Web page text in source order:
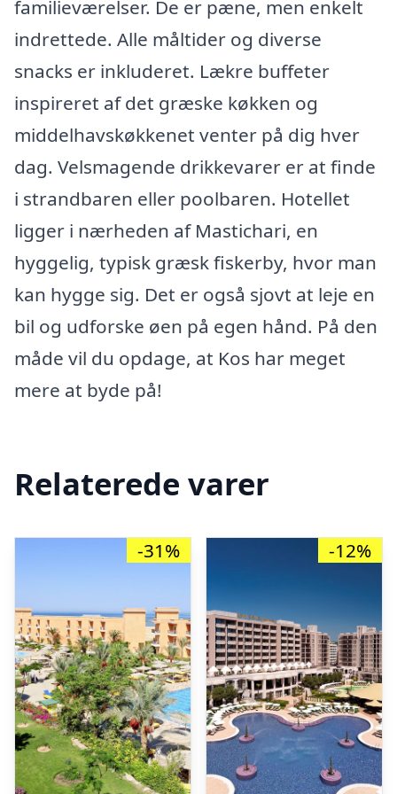
familieværelser. De er pæne, men enkelt
indrettede. Alle måltider og diverse
snacks er inkluderet. Lækre buffeter
inspireret af det græske køkken og
middelhavskøkkenet venter på dig hver
dag. Velsmagende drikkevarer er at finde
i strandbaren eller poolbaren. Hotellet
ligger i nærheden af Mastichari, en
hyggelig, typisk græsk fiskerby, hvor man
kan hygge sig. Det er også sjovt at leje en
bil og udforske øen på egen hånd. På den
måde vil du opdage, at Kos har meget
mere at byde på!
Relaterede varer
-31% -12%